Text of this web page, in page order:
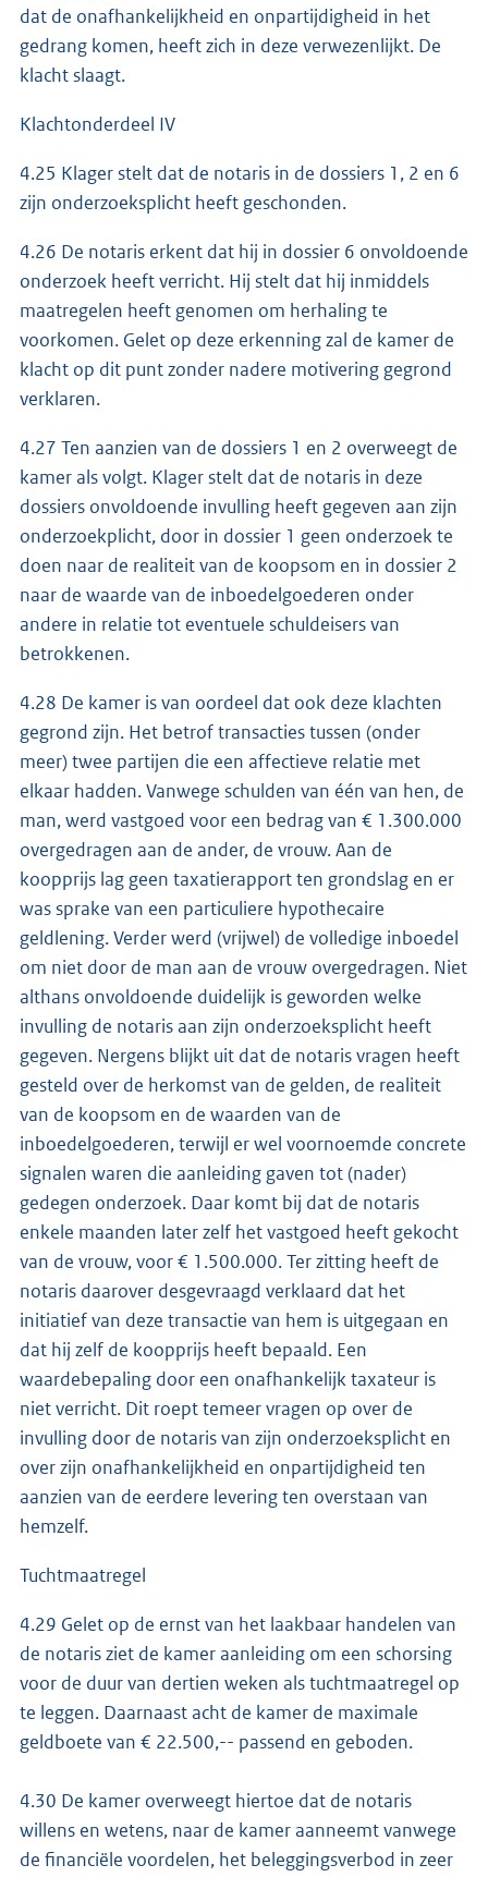
dat de onafhankelijkheid en onpartijdigheid in het
gedrang komen, heeft zich in deze verwezenlijkt. De
klacht slaagt.
Klachtonderdeel IV
4.25 Klager stelt dat de notaris in de dossiers 1, 2 en 6
zijn onderzoeksplicht heeft geschonden.
4.26 De notaris erkent dat hij in dossier 6 onvoldoende
onderzoek heeft verricht. Hij stelt dat hij inmiddels
maatregelen heeft genomen om herhaling te
voorkomen. Gelet op deze erkenning zal de kamer de
klacht op dit punt zonder nadere motivering gegrond
verklaren.
4.27 Ten aanzien van de dossiers 1 en 2 overweegt de
kamer als volgt. Klager stelt dat de notaris in deze
dossiers onvoldoende invulling heeft gegeven aan zijn
onderzoekplicht, door in dossier 1 geen onderzoek te
doen naar de realiteit van de koopsom en in dossier 2
naar de waarde van de inboedelgoederen onder
andere in relatie tot eventuele schuldeisers van
betrokkenen.
4.28 De kamer is van oordeel dat ook deze klachten
gegrond zijn. Het betrof transacties tussen (onder
meer) twee partijen die een affectieve relatie met
elkaar hadden. Vanwege schulden van één van hen, de
man, werd vastgoed voor een bedrag van € 1.300.000
overgedragen aan de ander, de vrouw. Aan de
koopprijs lag geen taxatierapport ten grondslag en er
was sprake van een particuliere hypothecaire
geldlening. Verder werd (vrijwel) de volledige inboedel
om niet door de man aan de vrouw overgedragen. Niet
althans onvoldoende duidelijk is geworden welke
invulling de notaris aan zijn onderzoeksplicht heeft
gegeven. Nergens blijkt uit dat de notaris vragen heeft
gesteld over de herkomst van de gelden, de realiteit
van de koopsom en de waarden van de
inboedelgoederen, terwijl er wel voornoemde concrete
signalen waren die aanleiding gaven tot (nader)
gedegen onderzoek. Daar komt bij dat de notaris
enkele maanden later zelf het vastgoed heeft gekocht
van de vrouw, voor € 1.500.000. Ter zitting heeft de
notaris daarover desgevraagd verklaard dat het
initiatief van deze transactie van hem is uitgegaan en
dat hij zelf de koopprijs heeft bepaald. Een
waardebepaling door een onafhankelijk taxateur is
niet verricht. Dit roept temeer vragen op over de
invulling door de notaris van zijn onderzoeksplicht en
over zijn onafhankelijkheid en onpartijdigheid ten
aanzien van de eerdere levering ten overstaan van
hemzelf.
Tuchtmaatregel
4.29 Gelet op de ernst van het laakbaar handelen van
de notaris ziet de kamer aanleiding om een schorsing
voor de duur van dertien weken als tuchtmaatregel op
te leggen. Daarnaast acht de kamer de maximale
geldboete van € 22.500,-- passend en geboden.
4.30 De kamer overweegt hiertoe dat de notaris
willens en wetens, naar de kamer aanneemt vanwege
de financiële voordelen, het beleggingsverbod in zeer